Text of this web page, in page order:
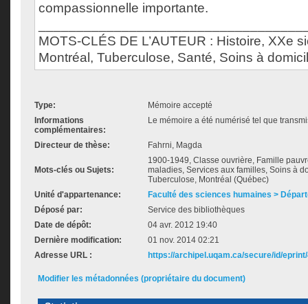
compassionnelle importante.
MOTS-CLÉS DE L’AUTEUR : Histoire, XXe
Montréal, Tuberculose, Santé, Soins à
Type:
Mémoire accepté
Informations
complémentaires:
Le mémoire a été numérisé tel que
Directeur de thèse: Fahrni, Magda
Mots-clés ou Sujets:
1900-1949, Classe ouvrière, Famille
maladies, Services aux familles, Soins à
Tuberculose, Montréal (Québec)
Unité d'appartenance:
Faculté des sciences humaines >
Déposé par:
Service des bibliothèques
Date de dépôt:
04 avr. 2012 19:40
Dernière modification:
01 nov. 2014 02:21
Adresse URL :
https://archipel.uqam.ca/secure/id/
Modifier les métadonnées (propriétaire du document)